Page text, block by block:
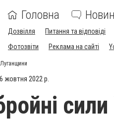
Головна
Дозвілля Питання та відповіді
Фотозвіти
Реклама на сайті
жовтня 2022 р.